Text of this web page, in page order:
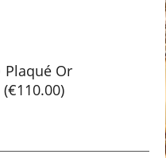
Plaqué Or
(€110.00)